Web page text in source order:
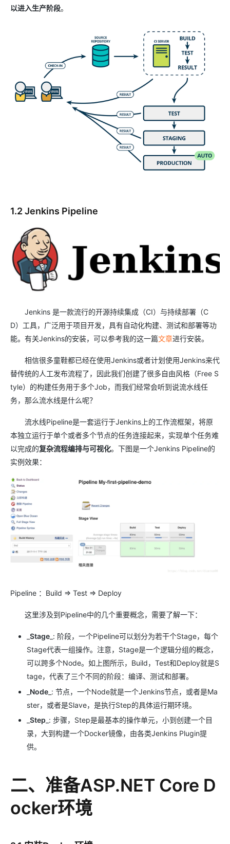
以进入生产阶段。
1.2 Jenkins Pipeline
Jenkins 是一款流行的开源持续集成（CI）与持续部署（C
D）工具，广泛用于项目开发，具有自动化构建、测试和部署等功
能。有关Jenkins的安装，可以参考我的这一篇文章进行安装。
相信很多童鞋都已经在使用Jenkins或者计划使用Jenkins来代
替传统的人工发布流程了，因此我们创建了很多自由风格（Free S
tyle）的构建任务用于多个Job，而我们经常会听到说流水线任
务，那么流水线是什么呢？
流水线Pipeline是一套运行于Jenkins上的工作流框架，将原
本独立运行于单个或者多个节点的任务连接起来，实现单个任务难
以完成的复杂流程编排与可视化。下图是一个Jenkins Pipeline的
实例效果：
Pipeline ：Build => Test => Deploy
这里涉及到Pipeline中的几个重要概念，需要了解一下：
Stage _: 阶段，一个Pipeline可以划分为若干个Stage，每个
Stage代表一组操作。注意，Stage是一个逻辑分组的概念，
可以跨多个Node。如上图所示，Build，Test和Deploy就是S
tage，代表了三个不同的阶段：编译、测试和部署。
Node _: 节点，一个Node就是一个Jenkins节点，或者是Ma
ster，或者是Slave，是执行Step的具体运行期环境。
Step _: 步骤，Step是最基本的操作单元，小到创建一个目
录，大到构建一个Docker镜像，由各类Jenkins Plugin提
供。
二、准备ASP.NET Core D
ocker环境